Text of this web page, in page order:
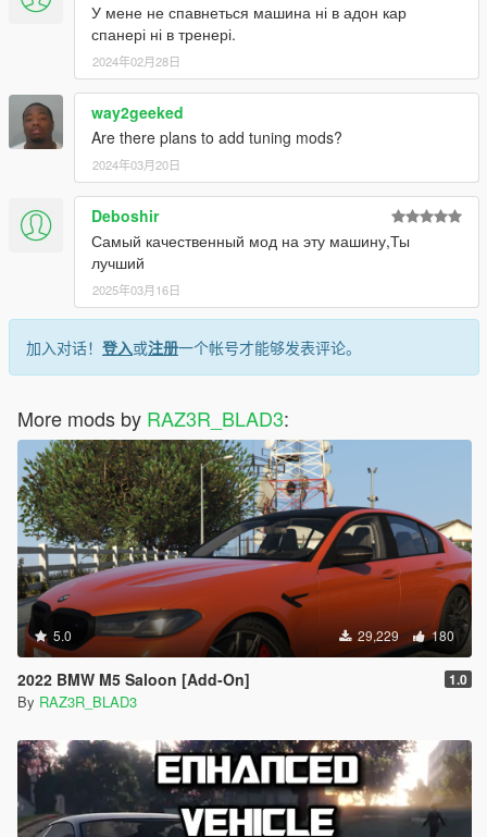
У мене не спавнеться машина ні в адон кар
спанері ні в тренері.
2024年02月28日
way2geeked
Are there plans to add tuning mods?
2024年03月20日
Deboshir
Самый качественный мод на эту машину,Ты
лучший
2025年03月16日
加入对话！ 登入或注册一个帐号才能够发表评论。
More mods by RAZ3R_BLAD3:
5.0 29,229 180
2022 BMW M5 Saloon [Add-On] 1.0
By RAZ3R_BLAD3